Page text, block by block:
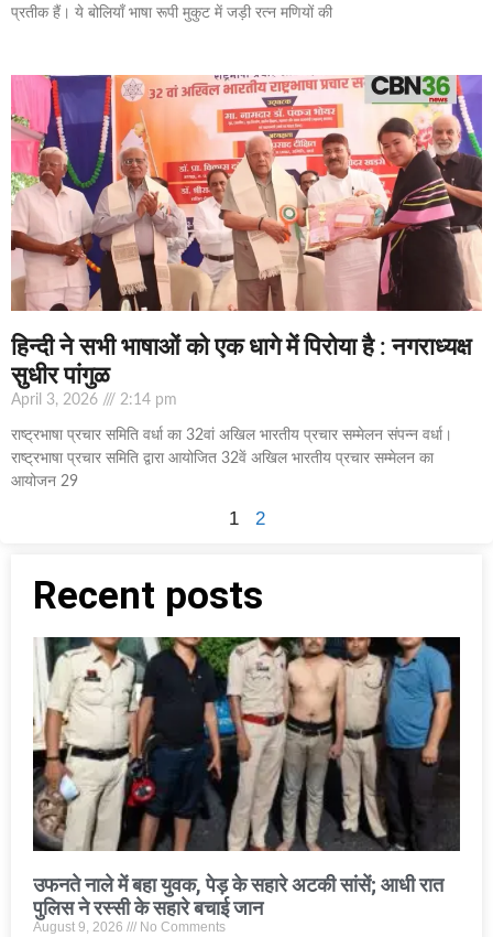
प्रतीक हैं। ये बोलियाँ भाषा रूपी मुकुट में जड़ी रत्न मणियों की
हिन्दी ने सभी भाषाओं को एक धागे में पिरोया है : नगराध्यक्ष
सुधीर पांगुळ
April 3, 2026 2:14 pm
राष्ट्रभाषा प्रचार समिति वर्धा का 32वां अखिल भारतीय प्रचार सम्मेलन संपन्न वर्धा।
राष्ट्रभाषा प्रचार समिति द्वारा आयोजित 32वें अखिल भारतीय प्रचार सम्मेलन का
आयोजन 29
1 2
Recent posts
उफनते नाले में बहा युवक, पेड़ के सहारे अटकी सांसें; आधी रात
पुलिस ने रस्सी के सहारे बचाई जान
August 9, 2026 No Comments